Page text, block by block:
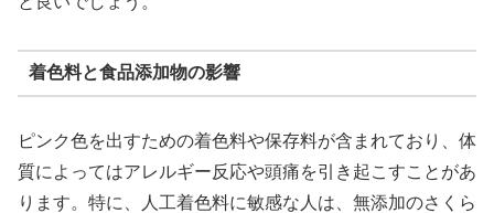
着色料と食品添加物の影響
ピンク色を出すための着色料や保存料が含まれており、体
質によってはアレルギー反応や頭痛を引き起こすことがあ
ります。特に、人工着色料に敏感な人は、無添加のさくら